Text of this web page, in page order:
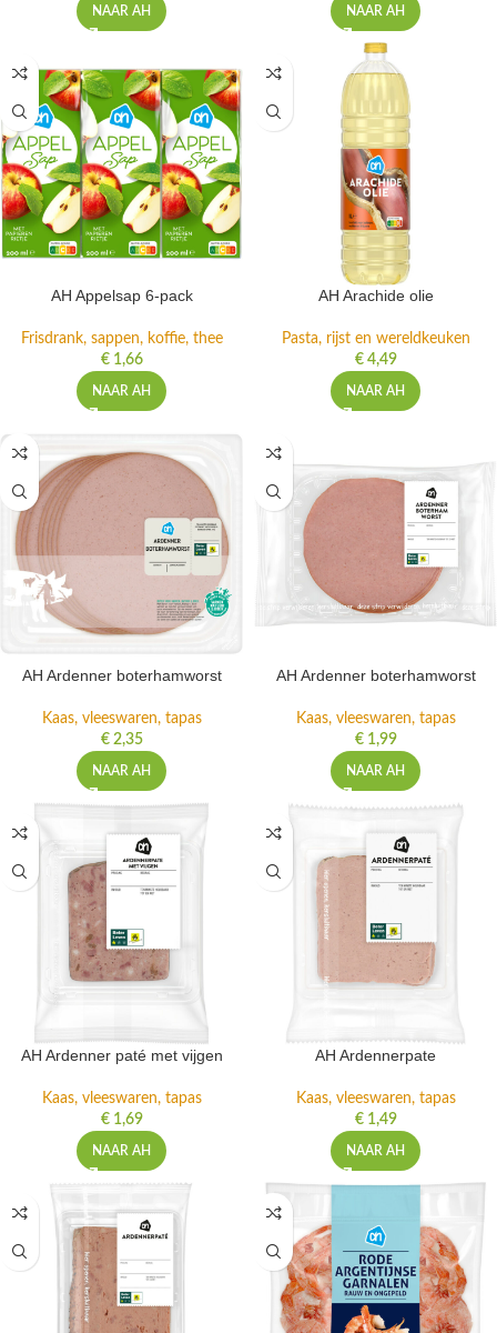
NAAR AH NAAR AH
AH Appelsap 6-pack
Frisdrank, sappen, koffie, thee
€1,66
NAAR AH
AH Arachide olie
Pasta, rijst en wereldkeuken
€4,49
NAAR AH
AH Ardenner boterhamworst
Kaas, vleeswaren, tapas
€2,35
NAAR AH
AH Ardenner boterhamworst
Kaas, vleeswaren, tapas
€1,99
NAAR AH
AH Ardenner paté met vijgen
Kaas, vleeswaren, tapas
€1,69
NAAR AH
AH Ardennerpate
Kaas, vleeswaren, tapas
€1,49
NAAR AH